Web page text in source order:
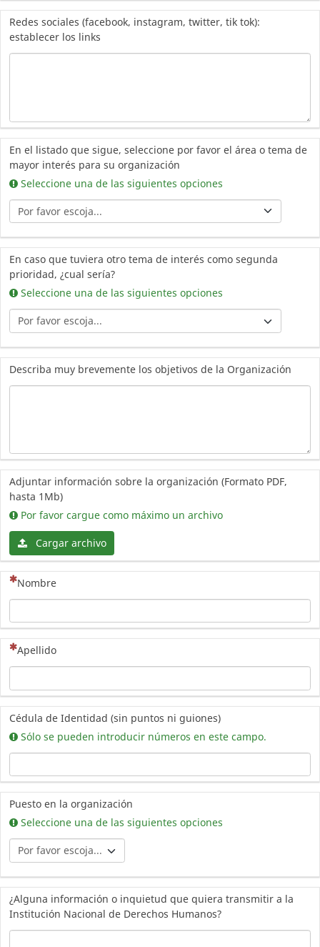
Redes sociales (facebook, instagram, twitter, tik tok):
establecer los links
En el listado que sigue, seleccione por favor el área o tema de
mayor interés para su organización
Seleccione una de las siguientes opciones
En caso que tuviera otro tema de interés como segunda
prioridad, ¿cual sería?
Seleccione una de las siguientes opciones
Describa muy brevemente los objetivos de la Organización
Adjuntar información sobre la organización (Formato PDF,
hasta 1Mb)
Por favor cargue como máximo un archivo
Cargar archivo
(Esta pregunta es obligatoria)
Nombre
(Esta pregunta es obligatoria)
Apellido
Cédula de Identidad (sin puntos ni guiones)
Sólo se pueden introducir números en este campo.
Puesto en la organización
Seleccione una de las siguientes opciones
¿Alguna información o inquietud que quiera transmitir a la
Institución Nacional de Derechos Humanos?